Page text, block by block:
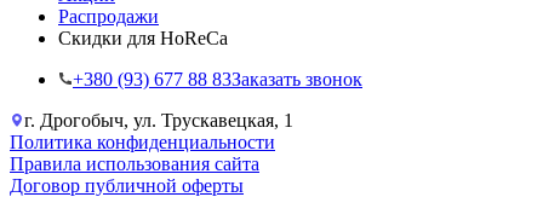
Распродажи
Скидки для HoReCa
+38‎0 (93) 677 88 83Заказать звонок
г. Дрогобыч, ул. Трускавецкая, 1
Политика конфиденциальности
Правила использования сайта
Договор публичной оферты